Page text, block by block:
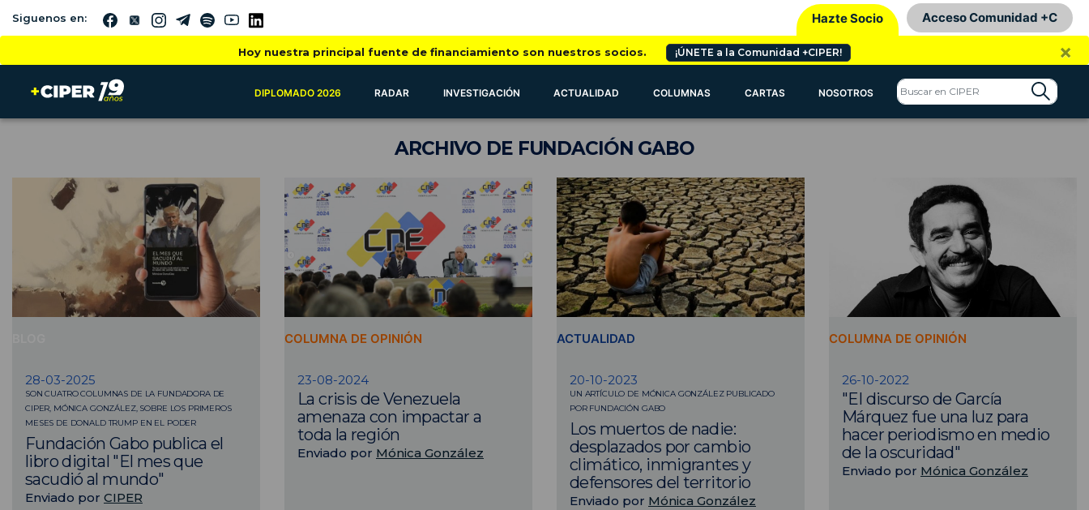
Siguenos en: Hazte Socio Acceso Comunidad +C
Hoy nuestra principal fuente de financiamiento son nuestros socios. ¡ÚNETE a la Comunidad +CIPER! ×
DIPLOMADO 2026 RADAR INVESTIGACIÓN ACTUALIDAD COLUMNAS CARTAS NOSOTROS
ARCHIVO DE FUNDACIÓN GABO
28-03-2025
SON CUATRO COLUMNAS DE LA FUNDADORA DE
CIPER, MÓNICA GONZÁLEZ, SOBRE LOS PRIMEROS
MESES DE DONALD TRUMP EN EL PODER
Fundación Gabo publica el
libro digital "El mes que
sacudió al mundo"
Enviado por CIPER
COLUMNA DE OPINIÓN
23-08-2024
​La crisis de Venezuela
amenaza con impactar a
toda la región
Enviado por Mónica González
ACTUALIDAD
20-10-2023
UN ARTÍCULO DE MÓNICA GONZÁLEZ PUBLICADO
POR FUNDACIÓN GABO
Los muertos de nadie:
desplazados por cambio
climático, inmigrantes y
defensores del territorio
Enviado por Mónica González
COLUMNA DE OPINIÓN
26-10-2022
"El discurso de García
Márquez fue una luz para
hacer periodismo en medio
de la oscuridad"
Enviado por Mónica González